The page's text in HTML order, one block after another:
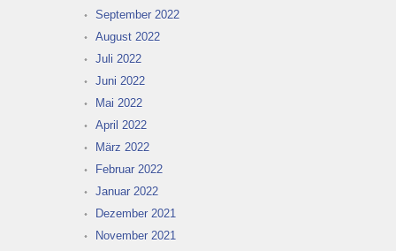
September 2022
August 2022
Juli 2022
Juni 2022
Mai 2022
April 2022
März 2022
Februar 2022
Januar 2022
Dezember 2021
November 2021